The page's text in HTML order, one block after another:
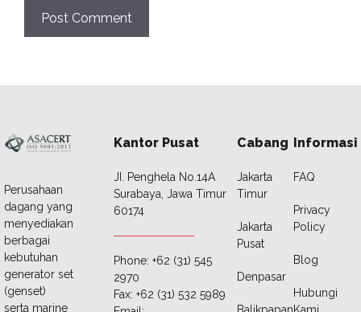
Perusahaan
dagang yang
menyediakan
berbagai
kebutuhan
generator set
(genset)
serta marine
Kantor Pusat
JI. Penghela No.14A
Surabaya, Jawa Timur
60174
Phone: +62 (31) 545
2970
Fax: +62 (31) 532 5989
Cabang
Jakarta
Timur
Jakarta
Pusat
Denpasar
Informasi
FAQ
Privacy
Policy
Blog
Hubungi